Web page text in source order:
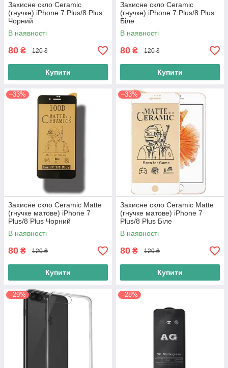
Захисне скло Ceramic
(гнучке) iPhone 7 Plus/8 Plus
Чорний
В наявності
80 ₴ 120 ₴
Купити
Захисне скло Ceramic
(гнучке) iPhone 7 Plus/8 Plus
Біле
В наявності
80 ₴ 120 ₴
Купити
–33%
Захисне скло Ceramic Matte
(гнучке матове) iPhone 7
Plus/8 Plus Чорний
В наявності
80 ₴ 120 ₴
Купити
–33%
Захисне скло Ceramic Matte
(гнучке матове) iPhone 7
Plus/8 Plus Біле
В наявності
80 ₴ 120 ₴
Купити
–29% –28%